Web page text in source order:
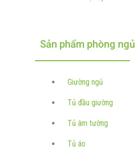
Sản phẩm phòng ngủ
Giường ngủ
Tủ đầu giường
Tủ âm tường
Tủ áo